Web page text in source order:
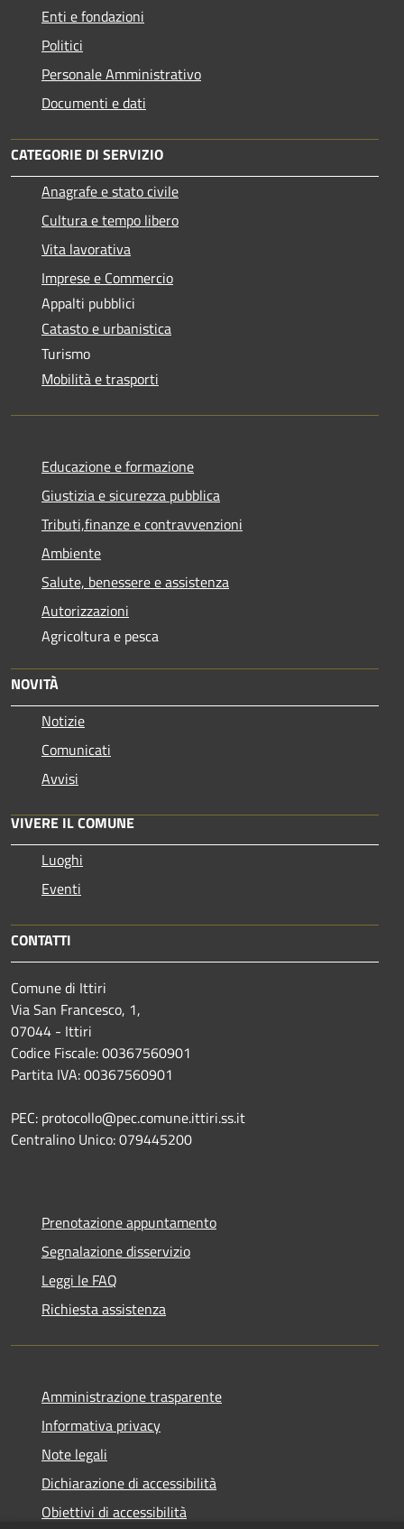
Enti e fondazioni
Politici
Personale Amministrativo
Documenti e dati
CATEGORIE DI SERVIZIO
Anagrafe e stato civile
Cultura e tempo libero
Vita lavorativa
Imprese e Commercio
Appalti pubblici
Catasto e urbanistica
Turismo
Mobilità e trasporti
Educazione e formazione
Giustizia e sicurezza pubblica
Tributi,finanze e contravvenzioni
Ambiente
Salute, benessere e assistenza
Autorizzazioni
Agricoltura e pesca
NOVITÀ
Notizie
Comunicati
Avvisi
VIVERE IL COMUNE
Luoghi
Eventi
CONTATTI
Comune di Ittiri
Via San Francesco, 1,
07044 - Ittiri
Codice Fiscale: 00367560901
Partita IVA: 00367560901
PEC: protocollo@pec.comune.ittiri.ss.it
Centralino Unico: 079445200
Prenotazione appuntamento
Segnalazione disservizio
Leggi le FAQ
Richiesta assistenza
Amministrazione trasparente
Informativa privacy
Note legali
Dichiarazione di accessibilità
Obiettivi di accessibilità